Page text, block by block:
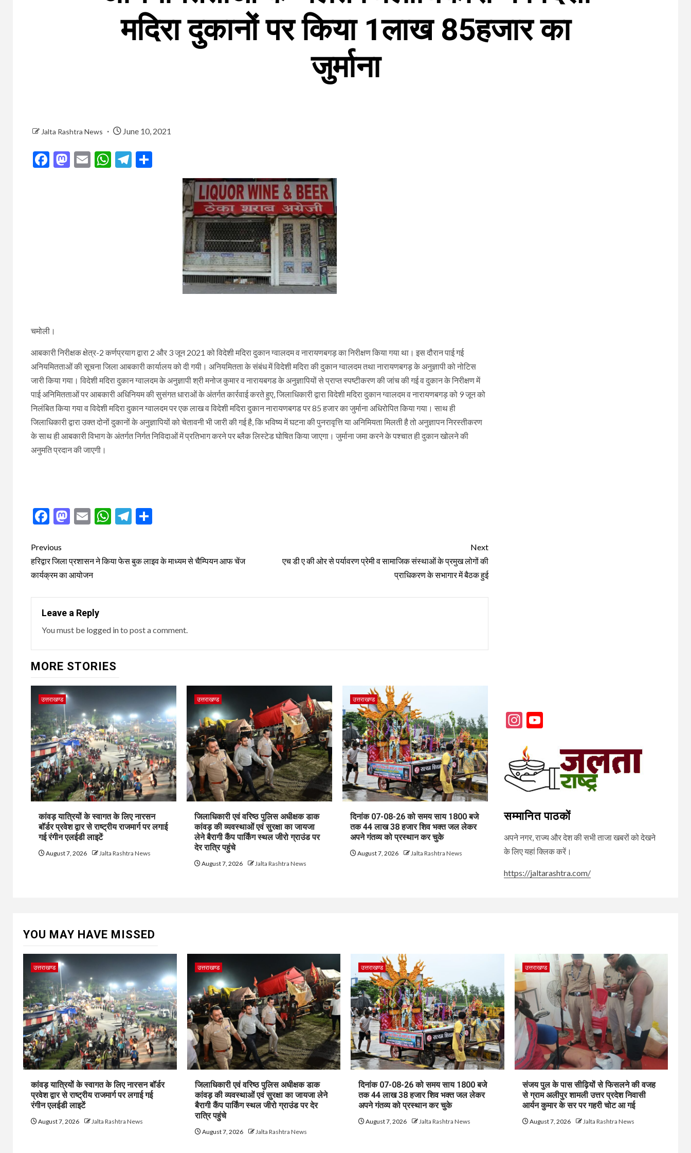
मदिरा दुकानों पर किया 1लाख 85हजार का
जुर्माना
Jalta Rashtra News June 10, 2021
Facebook
Mastodon
EmailWhatsApp
Telegram
चमोली।
आबकारी निरीक्षक क्षेत्र-2 कर्णप्रयाग द्वारा 2 और 3 जून 2021 को विदेशी मदिरा दुकान ग्वालदम व नारायणबगड़ का निरीक्षण किया गया था। इस दौरान पाई गई
अनियमितताओं की सूचना जिला आबकारी कार्यालय को दी गयी। अनियमितता के संबंध में विदेशी मदिरा की दुकान ग्वालदम तथा नारायणबगड़ के अनुज्ञापी को नोटिस
जारी किया गया। विदेशी मदिरा दुकान ग्वालदम के अनुज्ञापी श्री मनोज कुमार व नारायबगड के अनुज्ञापियों से प्राप्त स्पष्टीकरण की जांच की गई व दुकान के निरीक्षण में
पाई अनिमितताओं पर आबकारी अधिनियम की सुसंगत धाराओं के अंतर्गत कार्रवाई करते हुए, जिलाधिकारी द्वारा विदेशी मदिरा दुकान ग्वालदम व नारायणबगड़ को 9 जून को
निलंबित किया गया व विदेशी मदिरा दुकान ग्वालदम पर एक लाख व विदेशी मदिरा दुकान नारायणबगड पर 85 हजार का जुर्माना अधिरोपित किया गया। साथ ही
जिलाधिकारी द्वारा उक्त दोनों दुकानों के अनुज्ञापियों को चेतावनी भी जारी की गई है, कि भविष्य में घटना की पुनरावृत्ति या अनिमियता मिलती है तो अनुज्ञापन निरस्तीकरण
के साथ ही आबकारी विभाग के अंतर्गत निर्गत निविदाओं में प्रतिभाग करने पर ब्लैक लिस्टेड घोषित किया जाएगा। जुर्माना जमा करने के पश्चात ही दुकान खोलने की
अनुमति प्रदान की जाएगी।
Facebook
Mastodon
EmailWhatsApp
Telegram
Post
navigation
Previous
हरिद्वार जिला प्रशासन ने किया फेस बुक लाइव के माध्यम से चैम्पियन आफ चेंज
कार्यक्रम का आयोजन
Next
एच डी ए की ओर से पर्यावरण प्रेमी व सामाजिक संस्थाओं के प्रमुख लोगों की
प्राधिकरण के सभागार में बैठक हुई
Leave a Reply
You must be logged into post a comment.
MORE STORIES
उत्तराखण्ड
कांवड़ यात्रियों के स्वागत के लिए नारसन
बॉर्डर प्रवेश द्वार से राष्ट्रीय राजमार्ग पर लगाई
गई रंगीन एलईडी लाइटें
August 7, 2026 Jalta Rashtra News
उत्तराखण्ड
जिलाधिकारी एवं वरिष्ठ पुलिस अधीक्षक डाक
कांवड़ की व्यवस्थाओं एवं सुरक्षा का जायजा
लेने बैरागी कैंप पार्किंग स्थल जीरो ग्राउंड पर
देर रात्रि पहुंचे
August 7, 2026 Jalta Rashtra News
उत्तराखण्ड
दिनांक 07-08-26 को समय साय 1800 बजे
तक 44 लाख 38 हजार शिव भक्त जल लेकर
अपने गंतव्य को प्रस्थान कर चुके
August 7, 2026 Jalta Rashtra News
Instagram
YouTube
सम्मानित पाठकों
अपने नगर, राज्य और देश की सभी ताजा खबरों को देखने
के लिए यहां क्लिक करें।
https://jaltarashtra.com/
YOU MAY HAVE MISSED
उत्तराखण्ड
कांवड़ यात्रियों के स्वागत के लिए नारसन बॉर्डर
प्रवेश द्वार से राष्ट्रीय राजमार्ग पर लगाई गई
रंगीन एलईडी लाइटें
August 7, 2026 Jalta Rashtra News
उत्तराखण्ड
जिलाधिकारी एवं वरिष्ठ पुलिस अधीक्षक डाक
कांवड़ की व्यवस्थाओं एवं सुरक्षा का जायजा लेने
बैरागी कैंप पार्किंग स्थल जीरो ग्राउंड पर देर
रात्रि पहुंचे
August 7, 2026 Jalta Rashtra News
उत्तराखण्ड
दिनांक 07-08-26 को समय साय 1800 बजे
तक 44 लाख 38 हजार शिव भक्त जल लेकर
अपने गंतव्य को प्रस्थान कर चुके
August 7, 2026 Jalta Rashtra News
उत्तराखण्ड
संजय पुल के पास सीढ़ियों से फिसलने की वजह
से ग्राम अलीपुर शामली उत्तर प्रदेश निवासी
आर्यन कुमार के सर पर गहरी चोट आ गई
August 7, 2026 Jalta Rashtra News